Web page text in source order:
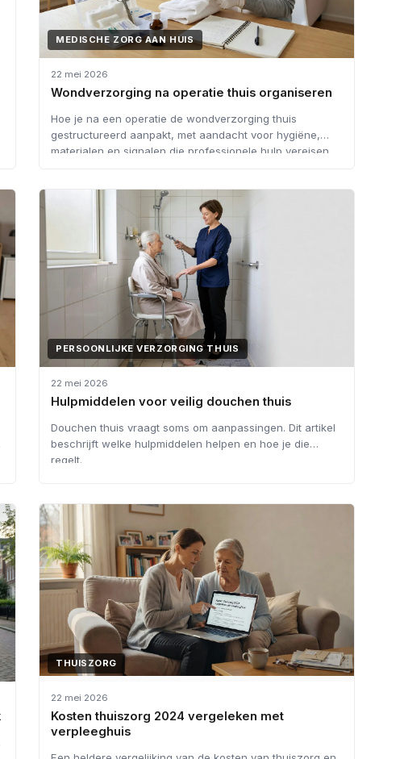
MEDISCHE ZORG AAN HUIS
22 mei 2026
Wondverzorging na operatie thuis organiseren
Hoe je na een operatie de wondverzorging thuis
gestructureerd aanpakt, met aandacht voor hygiëne,
materialen en signalen die professionele hulp vereisen.
PERSOONLIJKE VERZORGING THUIS
22 mei 2026
Hulpmiddelen voor veilig douchen thuis
Douchen thuis vraagt soms om aanpassingen. Dit artikel
beschrijft welke hulpmiddelen helpen en hoe je die
regelt.
THUISZORG
22 mei 2026
Kosten thuiszorg 2024 vergeleken met
verpleeghuis